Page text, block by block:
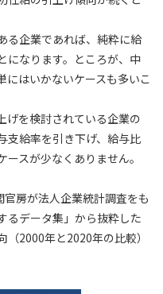
る企業であれば、純粋に給
になります。ところが、中
にはいかないケースも多いこ
げを検討されている企業の
支給率を引き下げ、給与比
スが少なくありません。
房が法人企業統計調査をも
るデータ集」から抜粋した
2000年と2020年の比較）